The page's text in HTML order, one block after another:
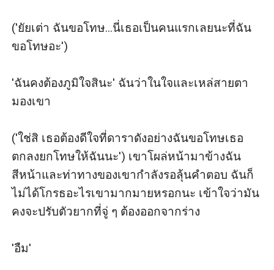
('ยัยเต่า ฉันขอโทษ...นี่เธอเป็นคนแรกเลยนะที่ฉัน
ขอโทษอะ')
'ฉันคงต้องภูมิใจสินะ' ฉันว่าในใจและเหล่สายตา
มองเขา
('ใช่สิ เธอต้องดีใจที่ดาราดังอย่างฉันขอโทษเธอ
ตกลงยกโทษให้ฉันนะ') เขาโผล่หน้ามาข้างฉัน
สีหน้าและท่าทางของเขากำลังรอลุ้นคำตอบ ฉันก็
ไม่ได้โกรธอะไรเขามากมายหรอกนะ เข้าใจว่ามัน
คงจะปรับตัวยากที่จู่ ๆ ต้องออกจากร่าง
'อืม'